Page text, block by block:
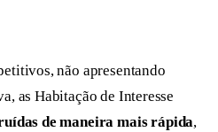
não apresentando
as Habitação de Interesse
de maneira mais rápida,